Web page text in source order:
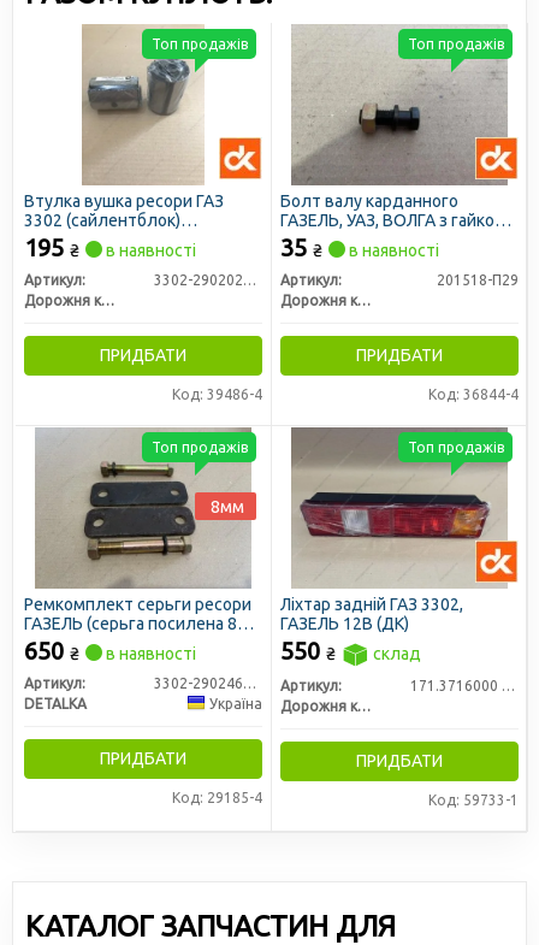
Втулка вушка ресори ГАЗ
3302 (сайлентблок)
СТАНДАРТ (ДК)
195 ₴ в наявності
Артикул:
3302-2902027-01
Дорожня карта
ПРИДБАТИ
Код: 39486-4
Топ продажів
Болт валу карданного
ГАЗЕЛЬ, УАЗ, ВОЛГА з гайкою
та гровером (ДК)
35 ₴ в наявності
Артикул:
201518-П29
Дорожня карта
ПРИДБАТИ
Код: 36844-4
Топ продажів
Ремкомплект серьги ресори
ГАЗЕЛЬ (серьга посилена 8
мм, на одну ресора)
650 ₴ в наявності
Артикул:
3302-2902464-60
DETALKA
Україна
ПРИДБАТИ
Код: 29185-4
Топ продажів
8мм
Ліхтар задній ГАЗ 3302,
ГАЗЕЛЬ 12В (ДК)
550 ₴ склад
Артикул:
171.3716000 -01
Дорожня карта
ПРИДБАТИ
Код: 59733-1
Топ продажів
КАТАЛОГ ЗАПЧАСТИН ДЛЯ